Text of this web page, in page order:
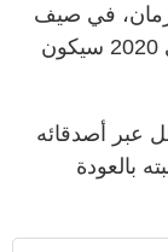
في صيف
2019 لا يوجد شرط جزائي للرحيل، وفي 2020 سيكون
عبر أصدقائه
بالعودة